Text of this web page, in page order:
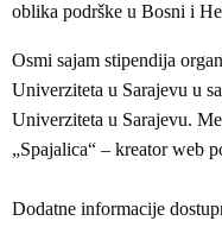
oblika podrške u Bosni i
Osmi sajam stipendija
Univerziteta u Sarajevu u
Univerziteta u Sarajevu.
„Spajalica“ – kreator web
Dodatne informacije